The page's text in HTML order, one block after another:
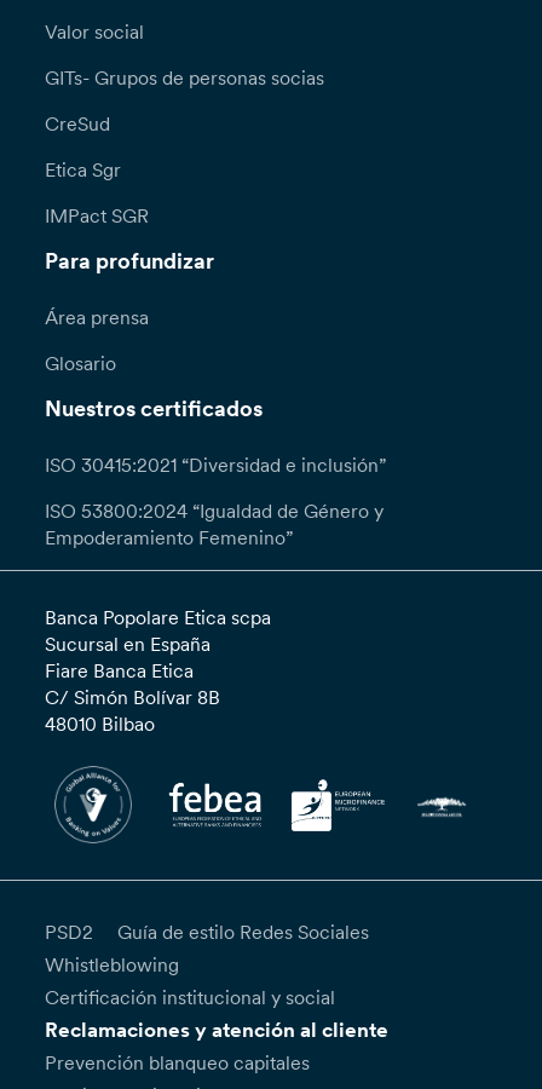
Valor social
GITs- Grupos de personas socias
CreSud
Etica Sgr
IMPact SGR
Para profundizar
Área prensa
Glosario
Nuestros certificados
ISO 30415:2021 “Diversidad e inclusión”
ISO 53800:2024 “Igualdad de Género y
Empoderamiento Femenino”
Banca Popolare Etica scpa
Sucursal en España
Fiare Banca Etica
C/ Simón Bolívar 8B
48010 Bilbao
PSD2
Guía de estilo Redes Sociales
Whistleblowing
Certificación institucional y social
Reclamaciones y atención al cliente
Prevención blanqueo capitales